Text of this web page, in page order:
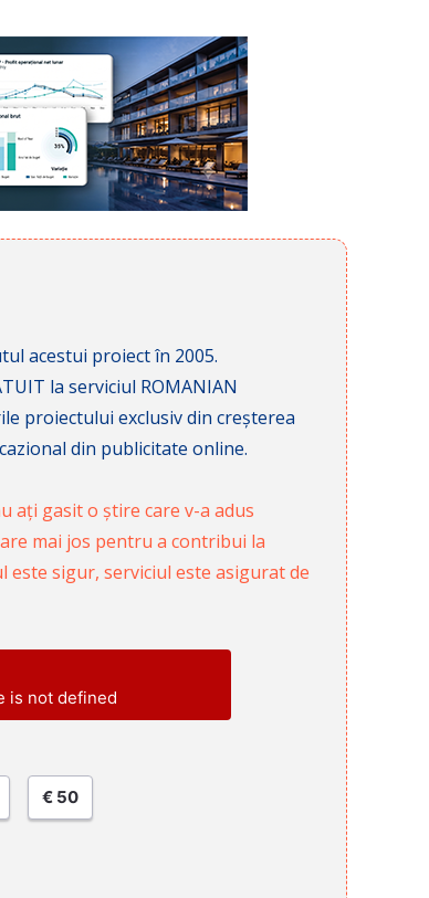
acestui proiect în 2005.
la serviciul ROMANIAN
proiectului exclusiv din creșterea
din publicitate online.
ați gasit o știre care v-a adus
mai jos pentru a contribui la
sigur, serviciul este asigurat de
is not defined
€ 50